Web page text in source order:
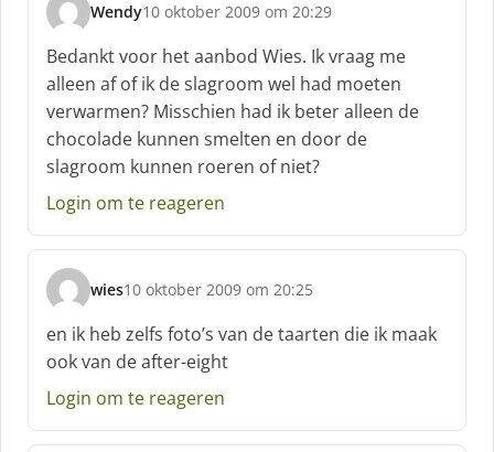
Wendy
s
c
h
r
e
e
f
10 oktober 2009 om 20:29
Bedankt voor het aanbod Wies. Ik vraag me
alleen af of ik de slagroom wel had moeten
verwarmen? Misschien had ik beter alleen de
chocolade kunnen smelten en door de
slagroom kunnen roeren of niet?
Login om te reageren
wies
s
h
r
e
f
10 oktober 2009 om 20:25
en ik heb zelfs foto’s van de taarten die ik maak
ook van de after-eight
Login om te reageren